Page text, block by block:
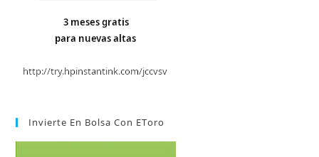
Invierte En Bolsa Con EToro